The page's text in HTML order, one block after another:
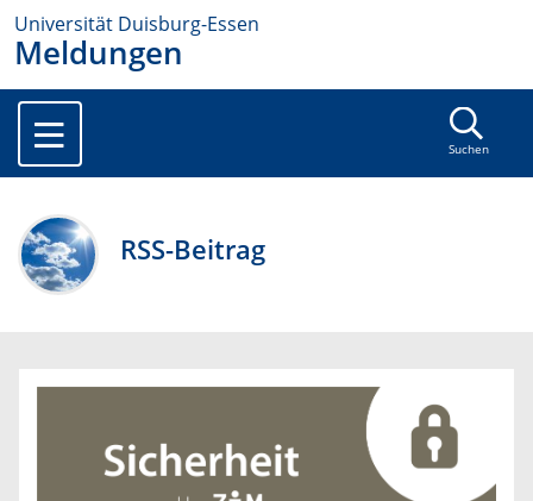
Universität Duisburg-Essen
Meldungen
Suchen
RSS-Beitrag